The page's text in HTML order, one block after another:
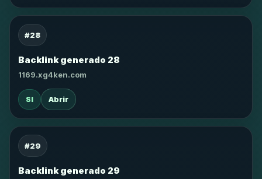
#28
Backlink generado 28
1169.xg4ken.com
SI Abrir
#29
Backlink generado 29